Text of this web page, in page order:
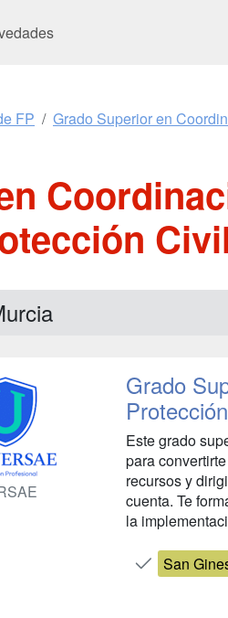
FP Grado Superior en
Grado
Este grado
para
recursos y
cuenta. Te
la
San